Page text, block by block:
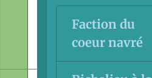
Faction du
coeur navré